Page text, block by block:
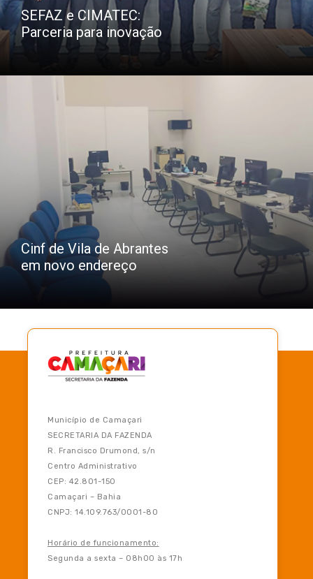
SEFAZ e CIMATEC:
Parceria para inovação
Cinf de Vila de Abrantes
em novo endereço
Município de Camaçari
SECRETARIA DA FAZENDA
R. Francisco Drumond, s/n
Centro Administrativo
CEP: 42.801-150
Camaçari – Bahia
CNPJ: 14.109.763/0001-80
Horário de funcionamento:
Segunda a sexta – 08h00 às 17h